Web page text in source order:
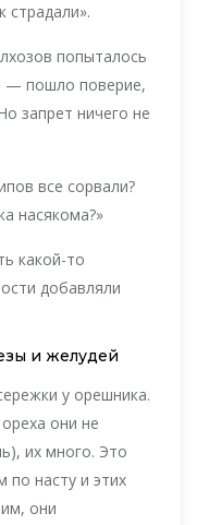
страдали».
попыталось
— пошло поверие,
запрет ничего не
все сорвали?
насякома?»
какой-то
добавляли
и желудей
у орешника.
они не
их много. Это
по насту и этих
они